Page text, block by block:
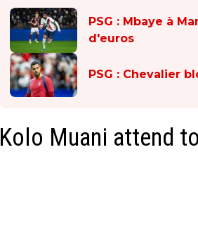
PSG : Mbaye à
d'euros
PSG : Chevalier
Kolo Muani attend